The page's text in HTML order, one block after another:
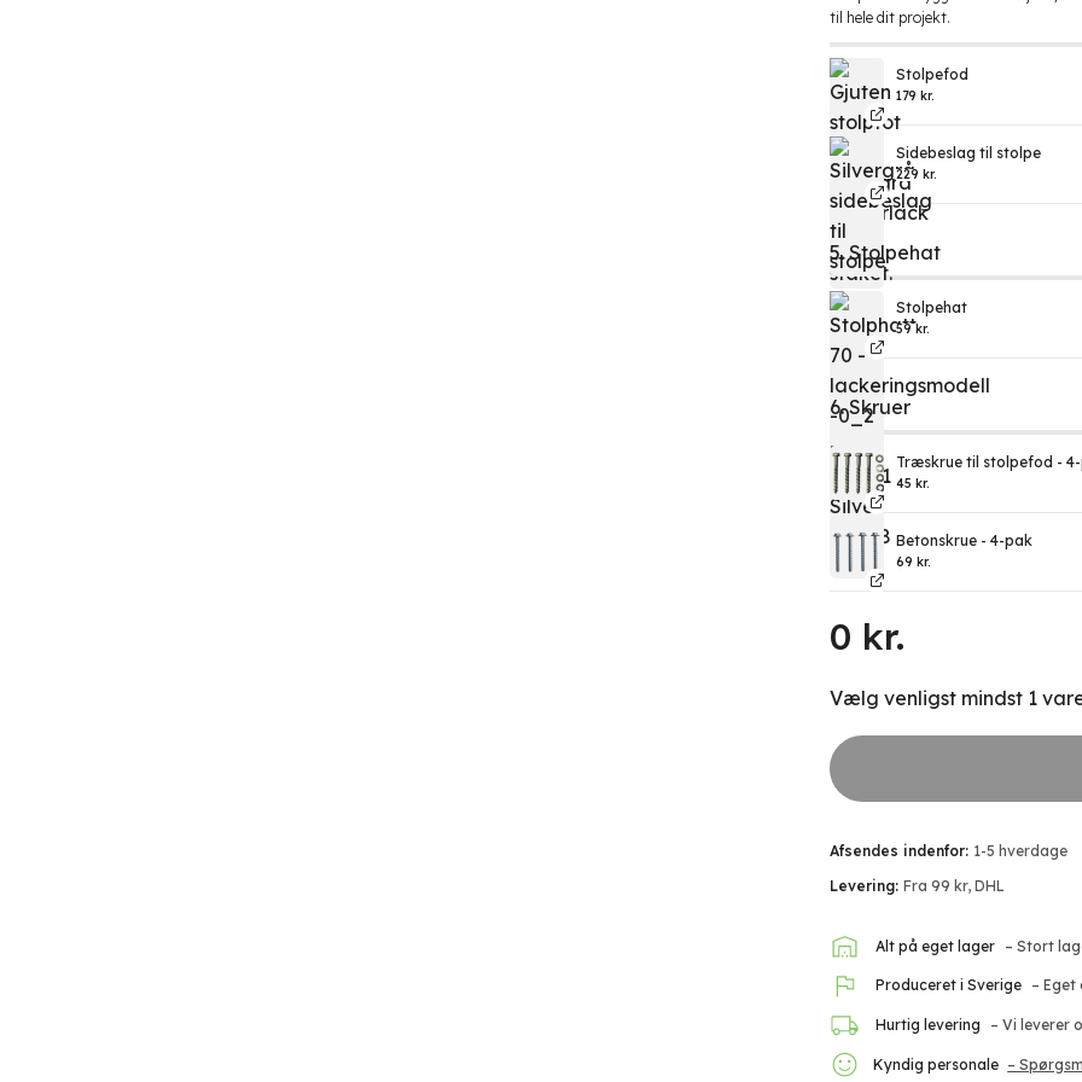
til hele dit projekt.
Stolpefod
179 kr.
Sidebeslag til stolpe
229 kr.
5. Stolpehat
Stolpehat
59 kr.
6. Skruer
Træskrue til stolpefod -
45 kr.
Betonskrue - 4-pak
69 kr.
0 kr.
Vælg venligst mindst 1
Afsendes indenfor: 1-5 hverdage
Levering: Fra 99 kr, DHL
Alt på eget lager – Stort
Produceret i Sverige – Eget
Hurtig levering – Vi leverer
Kyndig personale –